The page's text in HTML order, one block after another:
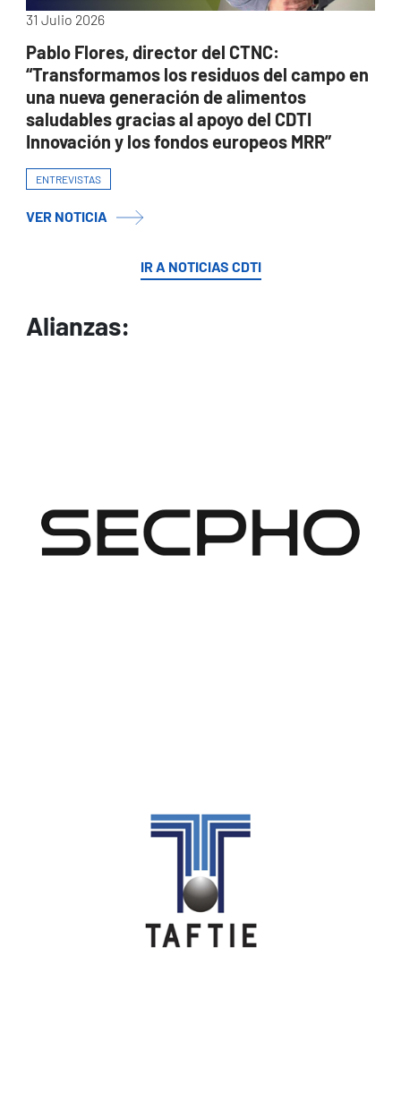
31 Julio 2026
Pablo Flores, director del CTNC:
“Transformamos los residuos del campo en
una nueva generación de alimentos
saludables gracias al apoyo del CDTI
Innovación y los fondos europeos MRR”
ENTREVISTAS
VER NOTICIA
IR A NOTICIAS CDTI
Alianzas: